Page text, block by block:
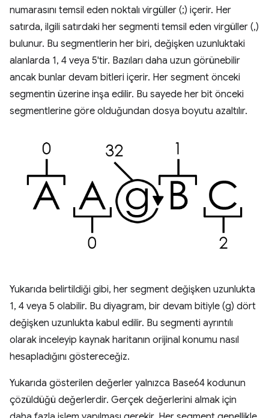
numarasını temsil eden noktalı virgüller (;) içerir. Her
satırda, ilgili satırdaki her segmenti temsil eden virgüller (,)
bulunur. Bu segmentlerin her biri, değişken uzunluktaki
alanlarda 1, 4 veya 5'tir. Bazıları daha uzun görünebilir
ancak bunlar devam bitleri içerir. Her segment önceki
segmentin üzerine inşa edilir. Bu sayede her bit önceki
segmentlerine göre olduğundan dosya boyutu azaltılır.
Yukarıda belirtildiği gibi, her segment değişken uzunlukta
1, 4 veya 5 olabilir. Bu diyagram, bir devam bitiyle (g) dört
değişken uzunlukta kabul edilir. Bu segmenti ayrıntılı
olarak inceleyip kaynak haritanın orijinal konumu nasıl
hesapladığını göstereceğiz.
Yukarıda gösterilen değerler yalnızca Base64 kodunun
çözüldüğü değerlerdir. Gerçek değerlerini almak için